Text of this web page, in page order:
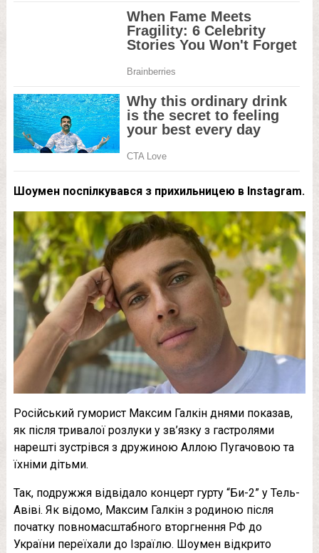
Шоумен поспілкувався з прихильницею в Instagram.
Російський гуморист Максим Галкін днями показав,
як після тривалої розлуки у зв’язку з гастролями
нарешті зустрівся з дружиною Аллою Пугачовою та
їхніми дітьми.
Так, подружжя відвідало концерт гурту “Би-2” у Тель-
Авіві. Як відомо, Максим Галкін з родиною після
початку повномасштабного вторгнення РФ до
України переїхали до Ізраїлю. Шоумен відкрито